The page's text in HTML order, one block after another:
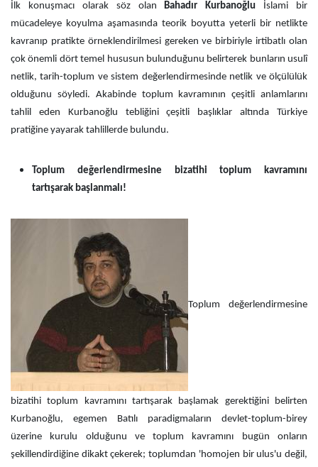
İlk konuşmacı olarak söz olanBahadır Kurbanoğlu İslami bir
mücadeleye koyulma aşamasında teorik boyutta yeterli bir netlikte
kavranıp pratikte örneklendirilmesi gereken ve birbiriyle irtibatlı olan
çok önemli dört temel hususun bulunduğunu belirterek bunların usulî
netlik, tarih-toplum ve sistem değerlendirmesinde netlik ve ölçülülük
olduğunu söyledi. Akabinde toplum kavramının çeşitli anlamlarını
tahlil eden Kurbanoğlu tebliğini çeşitli başlıklar altında Türkiye
pratiğine yayarak tahlillerde bulundu.
Toplum değerlendirmesine bizatihi toplum kavramını
tartışarak başlanmalı!
Toplum değerlendirmesine
bizatihi toplum kavramını tartışarak başlamak gerektiğini belirten
Kurbanoğlu, egemen Batılı paradigmaların devlet-toplum-birey
üzerine kurulu olduğunu ve toplum kavramını bugün onların
şekillendirdiğine dikakt çekerek; toplumdan 'homojen bir ulus'u değil,